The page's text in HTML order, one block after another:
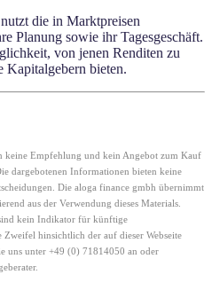
die in Marktpreisen
Planung sowie ihr Tagesgeschäft.
von jenen Renditen zu
Kapitalgebern bieten.
keine Empfehlung und kein Angebot zum Kauf
dargebotenen Informationen bieten keine
Die aloga finance gmbh übernimmt
aus der Verwendung dieses Materials.
kein Indikator für künftige
hinsichtlich der auf dieser Webseite
uns unter +49 (0) 71814050 an oder